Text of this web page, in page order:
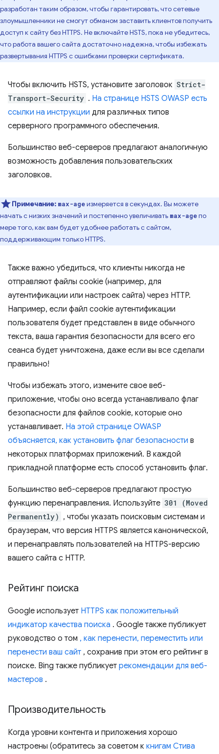
разработан таким образом, чтобы гарантировать, что сетевые
злоумышленники не смогут обманом заставить клиентов получить
доступ к сайту без HTTPS. Не включайте HSTS, пока не убедитесь,
что работа вашего сайта достаточно надежна, чтобы избежать
развертывания HTTPS с ошибками проверки сертификата.
Чтобы включить HSTS, установите заголовок Strict-
Transport-Security . На странице HSTS OWASP есть
ссылки на инструкции для различных типов
серверного программного обеспечения.
Большинство веб-серверов предлагают аналогичную
возможность добавления пользовательских
заголовков.
Примечание: max-ageизмеряется в секундах. Вы можете
начать с низких значений и постепенно увеличивать max-ageпо
мере того, как вам будет удобнее работать с сайтом,
поддерживающим только HTTPS.
Также важно убедиться, что клиенты никогда не
отправляют файлы cookie (например, для
аутентификации или настроек сайта) через HTTP.
Например, если файл cookie аутентификации
пользователя будет представлен в виде обычного
текста, ваша гарантия безопасности для всего его
сеанса будет уничтожена, даже если вы все сделали
правильно!
Чтобы избежать этого, измените свое веб-
приложение, чтобы оно всегда устанавливало флаг
безопасности для файлов cookie, которые оно
устанавливает. На этой странице OWASP
объясняется, как установить флаг безопасности в
некоторых платформах приложений. В каждой
прикладной платформе есть способ установить флаг.
Большинство веб-серверов предлагают простую
функцию перенаправления. Используйте 301 (Moved
Permanently) , чтобы указать поисковым системам и
браузерам, что версия HTTPS является канонической,
и перенаправлять пользователей на HTTPS-версию
вашего сайта с HTTP.
Рейтинг поиска
Google использует HTTPS как положительный
индикатор качества поиска . Google также публикует
руководство о том , как перенести, переместить или
перенести ваш сайт , сохранив при этом его рейтинг в
поиске. Bing также публикует рекомендации для веб-
мастеров .
Производительность
Когда уровни контента и приложения хорошо
настроены (обратитесь за советом к книгам Стива